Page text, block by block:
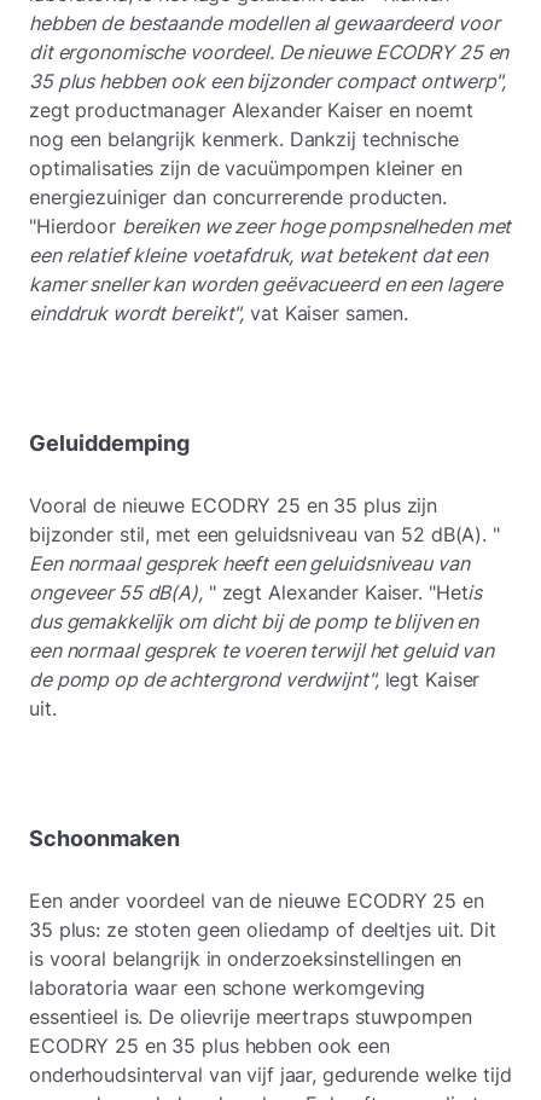
hebben de bestaande modellen al gewaardeerd voor
dit ergonomische voordeel. De nieuwe ECODRY 25 en
35 plus hebben ook een bijzonder compact ontwerp",
zegt productmanager Alexander Kaiser en noemt
nog een belangrijk kenmerk. Dankzij technische
optimalisaties zijn de vacuümpompen kleiner en
energiezuiniger dan concurrerende producten.
"Hierdoor bereiken we zeer hoge pompsnelheden met
een relatief kleine voetafdruk, wat betekent dat een
kamer sneller kan worden geëvacueerd en een lagere
einddruk wordt bereikt", vat Kaiser samen.
Geluiddemping
Vooral de nieuwe ECODRY 25 en 35 plus zijn
bijzonder stil, met een geluidsniveau van 52 dB(A). "
Een normaal gesprek heeft een geluidsniveau van
ongeveer 55 dB(A)," zegt Alexander Kaiser. "Hetis
dus gemakkelijk om dicht bij de pomp te blijven en
een normaal gesprek te voeren terwijl het geluid van
de pomp op de achtergrond verdwijnt",legt Kaiser
uit.
Schoonmaken
Een ander voordeel van de nieuwe ECODRY 25 en
35 plus: ze stoten geen oliedamp of deeltjes uit. Dit
is vooral belangrijk in onderzoeksinstellingen en
laboratoria waar een schone werkomgeving
essentieel is. De olievrije meertraps stuwpompen
ECODRY 25 en 35 plus hebben ook een
onderhoudsinterval van vijf jaar, gedurende welke tijd